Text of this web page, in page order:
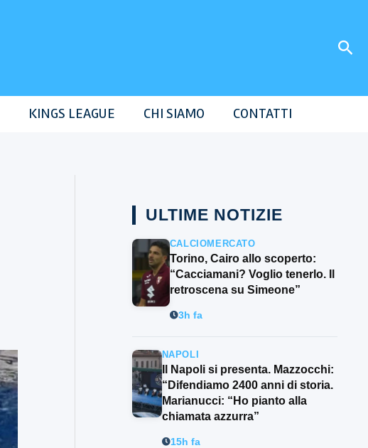
KINGS LEAGUE CHI SIAMO CONTATTI
ULTIME NOTIZIE
CALCIOMERCATO
Torino, Cairo allo scoperto:
“Cacciamani? Voglio tenerlo. Il
retroscena su Simeone”
3h fa
NAPOLI
Il Napoli si presenta. Mazzocchi:
“Difendiamo 2400 anni di storia.
Marianucci: “Ho pianto alla
chiamata azzurra”
15h fa